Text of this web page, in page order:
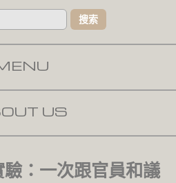
US
：一次跟官員和議